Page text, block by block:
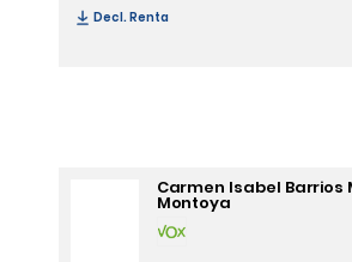
Decl. Renta[Joaquín María Amann
Carmen Isabel Barrios
Montoya